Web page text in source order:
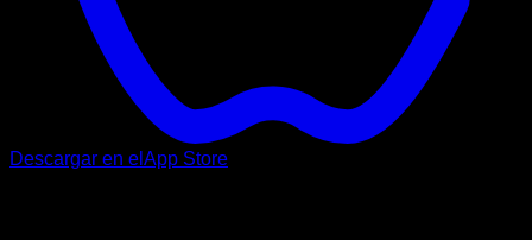
Descargar en el App Store